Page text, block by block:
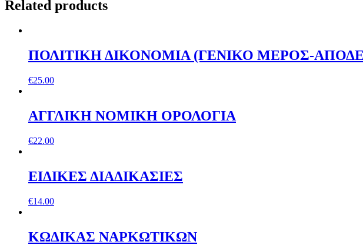
Related products
ΠΟΛΙΤΙΚΗ ΔΙΚΟΝΟΜΙΑ (ΓΕΝΙΚΟ ΜΕΡΟΣ-
€25.00
ΑΓΓΛΙΚΗ ΝΟΜΙΚΗ ΟΡΟΛΟΓΙΑ
€22.00
ΕΙΔΙΚEΣ ΔΙΑΔΙΚΑΣIΕΣ
€14.00
ΚΩ∆ΙΚΑΣ ΝΑΡΚΩΤΙΚΩΝ